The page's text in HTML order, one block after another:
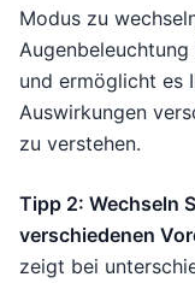
Modus zu
und ermöglicht es
Auswirkungen
zu verstehen.
Tipp 2: Wechseln
verschiedenen
zeigt bei